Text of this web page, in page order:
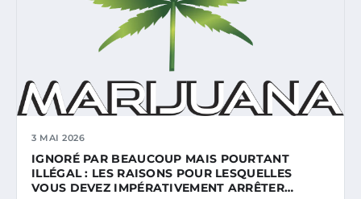
3 MAI 2026
IGNORÉ PAR BEAUCOUP MAIS POURTANT
ILLÉGAL : LES RAISONS POUR LESQUELLES
VOUS DEVEZ IMPÉRATIVEMENT ARRÊTER…